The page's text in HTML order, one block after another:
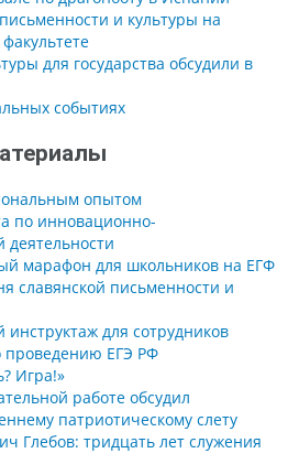
и культуры на
для государства обсудили в
событиях
опытом
по инновационно-
деятельности
марафон для школьников на ЕГФ
славянской письменности и
для сотрудников
проведению ЕГЭ РФ
Игра!»
работе обсудил
патриотическому слету
Глебов: тридцать лет служения